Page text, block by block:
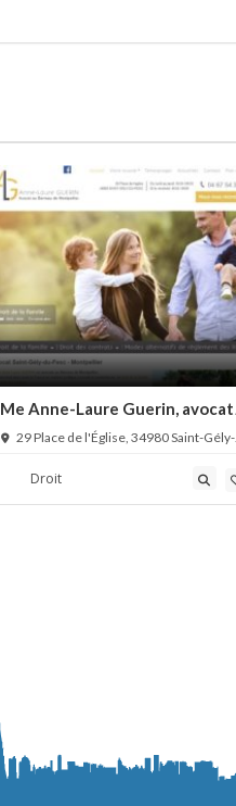
Me Anne-Laure Guerin, avocat
droit des contrats
29 Place de l'Église, 34980 Saint-Gély-
Droit